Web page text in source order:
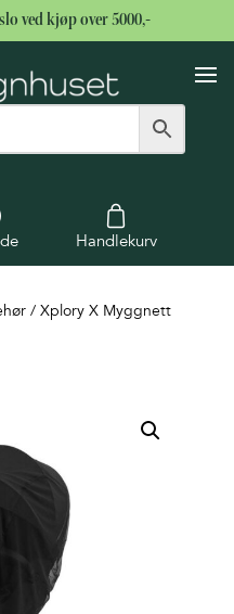
ved kjøp over 5000,-
Handlekurv
/ Xplory X Myggnett